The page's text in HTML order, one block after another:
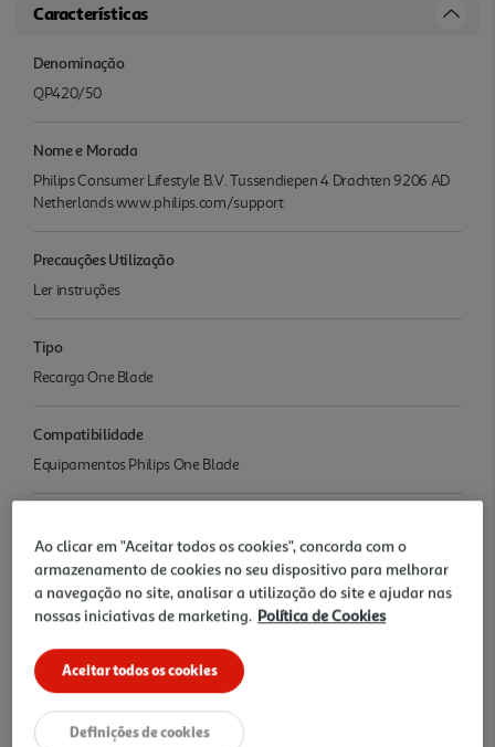
Características
Denominação
QP420/50
Nome e Morada
Philips Consumer Lifestyle B.V. Tussendiepen 4 Drachten 9206 AD
Netherlands www.philips.com/support
Precauções Utilização
Ler instruções
Tipo
Recarga One Blade
Compatibilidade
Equipamentos Philips One Blade
.
Avaliações
Ao clicar em "Aceitar todos os cookies", concorda com o
armazenamento de cookies no seu dispositivo para melhorar
a navegação no site, analisar a utilização do site e ajudar nas
nossas iniciativas de marketing. Política de Cookies
Aceitar todos os cookies
Definições de cookies